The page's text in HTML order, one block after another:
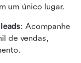
um único lugar.
: Acompanhe
de vendas,